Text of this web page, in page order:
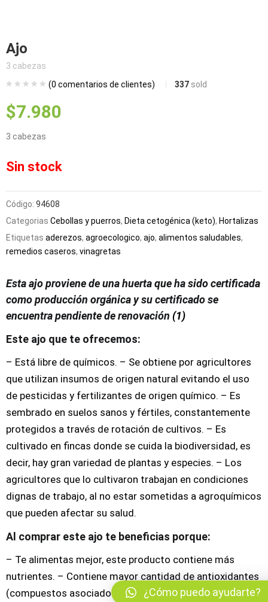
Ajo
3 cabezas
(0 comentarios de clientes) 337 sold
$7.980
3 cabezas
Sin stock
Código: 94608
Categorias Cebollas y puerros, Dieta cetogénica (keto), Hortalizas
Etiquetas aderezos, agroecologico, ajo, alimentos saludables,
remedios caseros, vinagretas
Esta ajo proviene de una huerta que ha sido certificada
como producción orgánica y su certificado se
encuentra pendiente de renovación (1)
Este ajo que te ofrecemos:
– Está libre de químicos. – Se obtiene por agricultores
que utilizan insumos de origen natural evitando el uso
de pesticidas y fertilizantes de origen químico. – Es
sembrado en suelos sanos y fértiles, constantemente
protegidos a través de rotación de cultivos. – Es
cultivado en fincas donde se cuida la biodiversidad, es
decir, hay gran variedad de plantas y especies. – Los
agricultores que lo cultivaron trabajan en condiciones
dignas de trabajo, al no estar sometidas a agroquímicos
que pueden afectar su salud.
Al comprar este ajo te beneficias porque:
– Te alimentas mejor, este producto contiene más
nutrientes. – Contiene mayor cantidad de antioxidantes
(compuestos asociados con una mejor salud) – No te
¿Cómo puedo ayudarte?